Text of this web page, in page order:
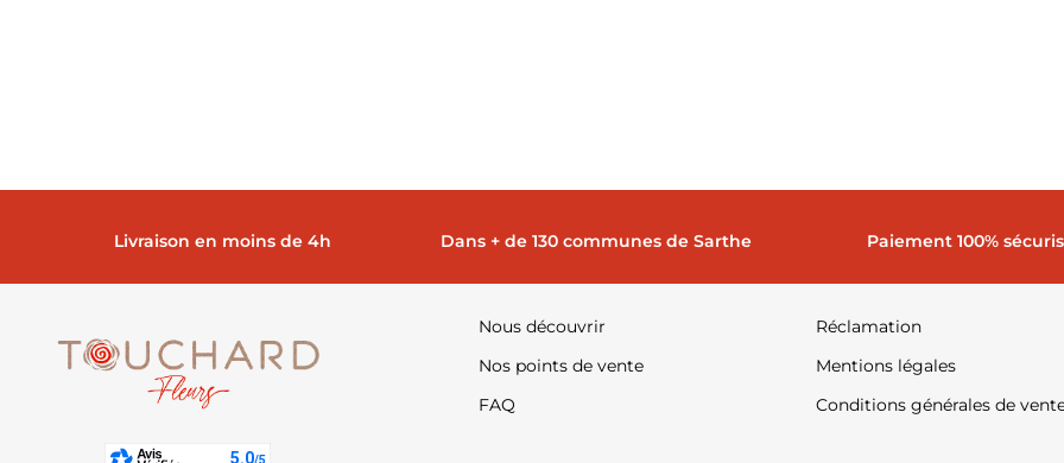
Livraison en moins de 4h Dans + de 130 communes de Sarthe Paiement 100%
Nous découvrir
Nos points de vente
FAQ
Réclamation
Mentions légales
Conditions générales de